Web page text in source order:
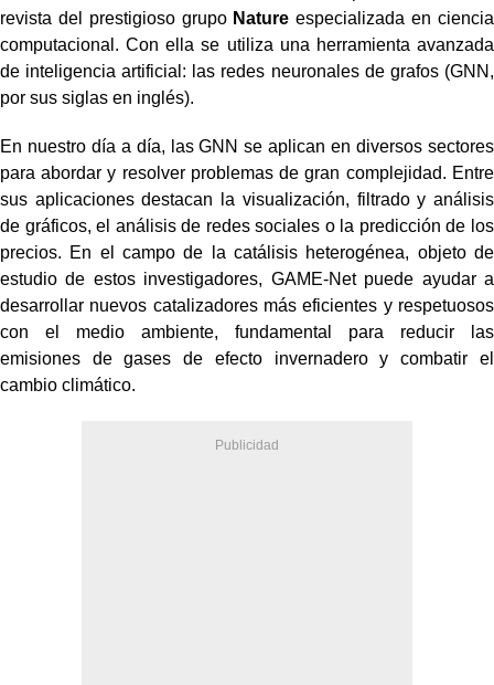
revista del prestigioso grupo Nature especializada en ciencia
computacional. Con ella se utiliza una herramienta avanzada
de inteligencia artificial: las redes neuronales de grafos (GNN,
por sus siglas en inglés).
En nuestro día a día, las GNN se aplican en diversos sectores
para abordar y resolver problemas de gran complejidad. Entre
sus aplicaciones destacan la visualización, filtrado y análisis
de gráficos, el análisis de redes sociales o la predicción de los
precios. En el campo de la catálisis heterogénea, objeto de
estudio de estos investigadores, GAME-Net puede ayudar a
desarrollar nuevos catalizadores más eficientes y respetuosos
con el medio ambiente, fundamental para reducir las
emisiones de gases de efecto invernadero y combatir el
cambio climático.